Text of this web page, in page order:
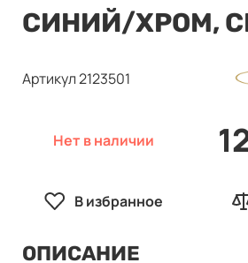
СИНИЙ/ХРОМ,
Артикул 2123501
Нет в наличии
В избранное
ОПИСАНИЕ